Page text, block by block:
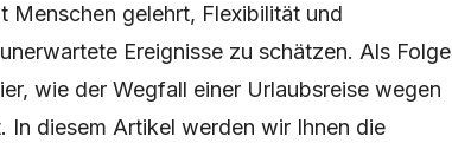
Menschen gelehrt, Flexibilität und
Ereignisse zu schätzen. Als Folge
wie der Wegfall einer Urlaubsreise wegen
In diesem Artikel werden wir Ihnen die